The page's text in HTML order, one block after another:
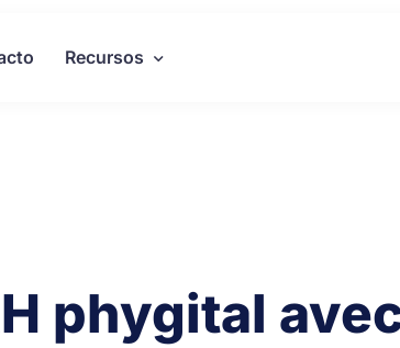
Recursos
phygital